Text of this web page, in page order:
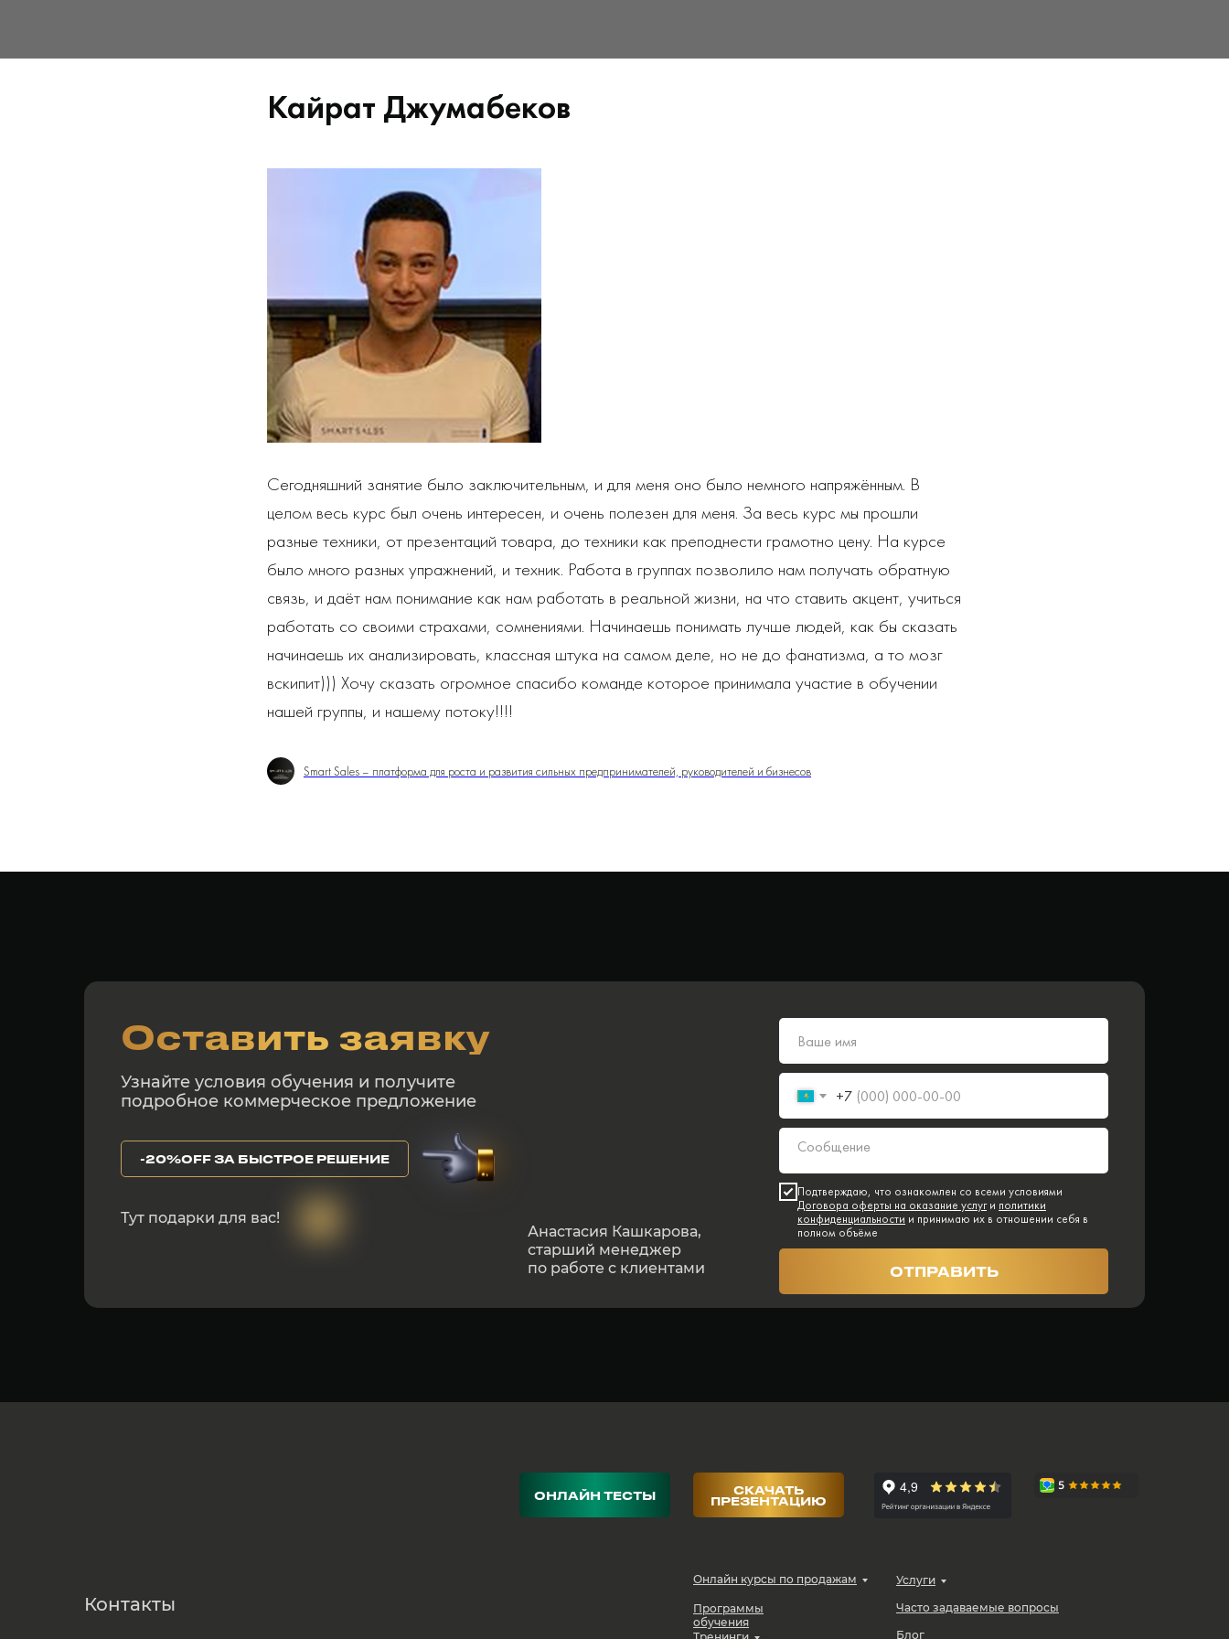
Кайрат Джумабеков
Сегодняшний занятие было заключительным, и для меня оно было немного напряжённым. В
целом весь курс был очень интересен, и очень полезен для меня. За весь курс мы прошли
разные техники, от презентаций товара, до техники как преподнести грамотно цену. На курсе
было много разных упражнений, и техник. Работа в группах позволило нам получать обратную
связь, и даёт нам понимание как нам работать в реальной жизни, на что ставить акцент, учиться
работать со своими страхами, сомнениями. Начинаешь понимать лучше людей, как бы сказать
начинаешь их анализировать, классная штука на самом деле, но не до фанатизма, а то мозг
вскипит))) Хочу сказать огромное спасибо команде которое принимала участие в обучении
нашей группы, и нашему потоку!!!!
Smart Sales – платформа для роста и развития сильных предпринимателей, руководителей и бизнесов
Тут подарки для вас!
Узнайте условия обучения и получите
подробное коммерческое предложение
Оставить заявку
-20%OFF ЗА БЫСТРОЕ РЕШЕНИЕ
+7
Подтверждаю, что ознакомлен со всеми условиями
Договора оферты на оказание услуги политики
конфиденциальности и принимаю их в отношении себя в
полном объёме
ОТПРАВИТЬ
Анастасия Кашкарова,
старший менеджер
по работе с клиентами
Онлайн курсы по продажам Услуги
Программы
обучения
Блог
Часто задаваемые вопросы
Контакты
СКАЧАТЬ
ПРЕЗЕНТАЦИЮ
ОНЛАЙН ТЕСТЫ